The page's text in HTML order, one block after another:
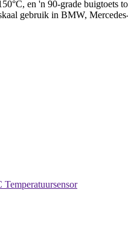
en 'n 90-grade buigtoets
gebruik in BMW,